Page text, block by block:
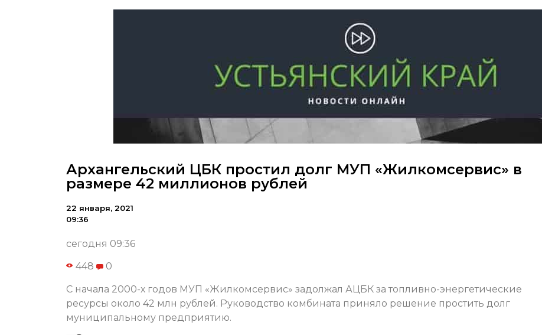
Архангельский ЦБК простил долг МУП «Жилкомсервис» в
размере 42 миллионов рублей
22 января, 2021
09:36
сегодня 09:36
448 0
С начала 2000-х годов МУП «Жилкомсервис» задолжал АЦБК за топливно-энергетические
ресурсы около 42 млн рублей. Руководство комбината приняло решение простить долг
муниципальному предприятию.